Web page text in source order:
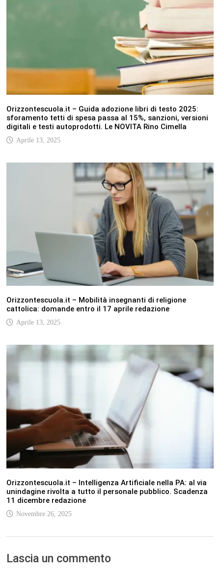
Orizzontescuola.it – Guida adozione libri di testo 2025:
sforamento tetti di spesa passa al 15%, sanzioni, versioni
digitali e testi autoprodotti. Le NOVITA Rino Cimella
Aprile 13, 2025
Orizzontescuola.it – Mobilità insegnanti di religione
cattolica: domande entro il 17 aprile redazione
Aprile 13, 2025
Orizzontescuola.it – Intelligenza Artificiale nella PA: al via
unindagine rivolta a tutto il personale pubblico. Scadenza
11 dicembre redazione
Novembre 26, 2025
Lascia un commento